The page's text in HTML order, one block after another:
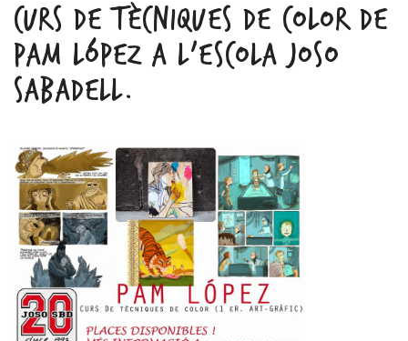
CURS DE TÈCNIQUES DE COLOR DE
PAM LÓPEZ A L’ESCOLA JOSO
SABADELL.